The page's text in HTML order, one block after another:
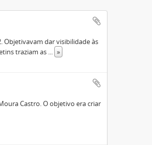
Objetivavam dar visibilidade às
traziam as ... »
Castro. O objetivo era criar